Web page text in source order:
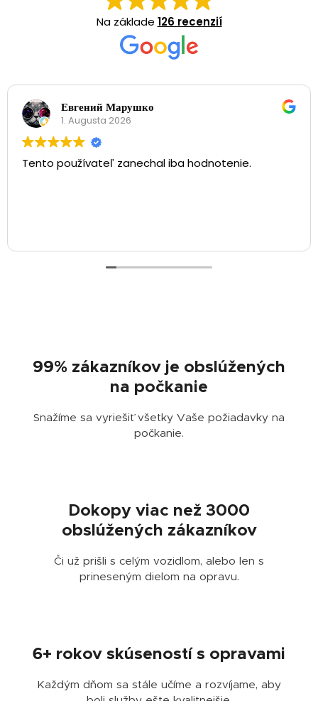
Na základe 126 recenzií
Евгений Марушко
1. Augusta 2026
Tento používateľ zanechal iba hodnotenie.
99% zákazníkov je obslúžených
na počkanie
Snažíme sa vyriešiť všetky Vaše požiadavky na
počkanie.
Dokopy viac než 3000
obslúžených zákazníkov
Či už prišli s celým vozidlom, alebo len s
prineseným dielom na opravu.
6+ rokov skúseností s opravami
Každým dňom sa stále učíme a rozvíjame, aby